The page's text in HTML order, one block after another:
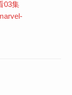
03集